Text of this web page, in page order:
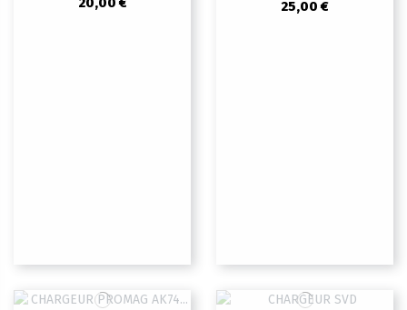
25,00 €